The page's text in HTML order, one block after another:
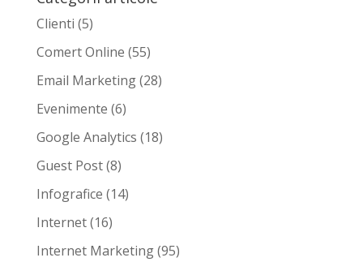
Clienti (5)
Comert Online (55)
Email Marketing(28)
Evenimente (6)
Google Analytics (18)
Guest Post(8)
Infografice (14)
Internet(16)
Internet Marketing(95)